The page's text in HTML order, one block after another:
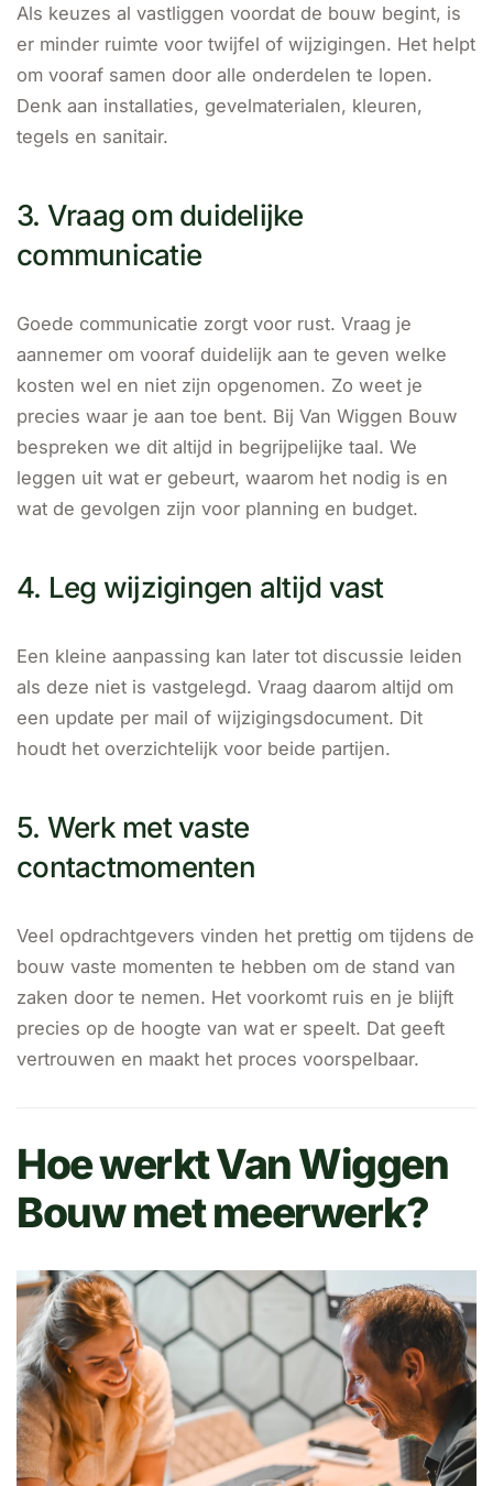
Als keuzes al vastliggen voordat de bouw begint, is
er minder ruimte voor twijfel of wijzigingen. Het helpt
om vooraf samen door alle onderdelen te lopen.
Denk aan installaties, gevelmaterialen, kleuren,
tegels en sanitair.
3. Vraag om duidelijke
communicatie
Goede communicatie zorgt voor rust. Vraag je
aannemer om vooraf duidelijk aan te geven welke
kosten wel en niet zijn opgenomen. Zo weet je
precies waar je aan toe bent. Bij Van Wiggen Bouw
bespreken we dit altijd in begrijpelijke taal. We
leggen uit wat er gebeurt, waarom het nodig is en
wat de gevolgen zijn voor planning en budget.
4. Leg wijzigingen altijd vast
Een kleine aanpassing kan later tot discussie leiden
als deze niet is vastgelegd. Vraag daarom altijd om
een update per mail of wijzigingsdocument. Dit
houdt het overzichtelijk voor beide partijen.
5. Werk met vaste
contactmomenten
Veel opdrachtgevers vinden het prettig om tijdens de
bouw vaste momenten te hebben om de stand van
zaken door te nemen. Het voorkomt ruis en je blijft
precies op de hoogte van wat er speelt. Dat geeft
vertrouwen en maakt het proces voorspelbaar.
Hoe werkt Van Wiggen
Bouw met meerwerk?